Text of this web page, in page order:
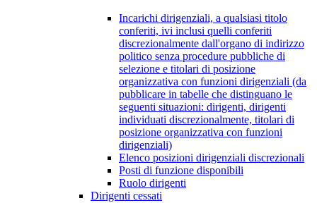
Incarichi dirigenziali, a qualsiasi titolo
conferiti, ivi inclusi quelli conferiti
discrezionalmente dall'organo di indirizzo
politico senza procedure pubbliche di
selezione e titolari di posizione
organizzativa con funzioni dirigenziali (da
pubblicare in tabelle che distinguano le
seguenti situazioni: dirigenti, dirigenti
individuati discrezionalmente, titolari di
posizione organizzativa con funzioni
dirigenziali)
Elenco posizioni dirigenziali discrezionali
Posti di funzione disponibili
Ruolo dirigenti
Dirigenti cessati